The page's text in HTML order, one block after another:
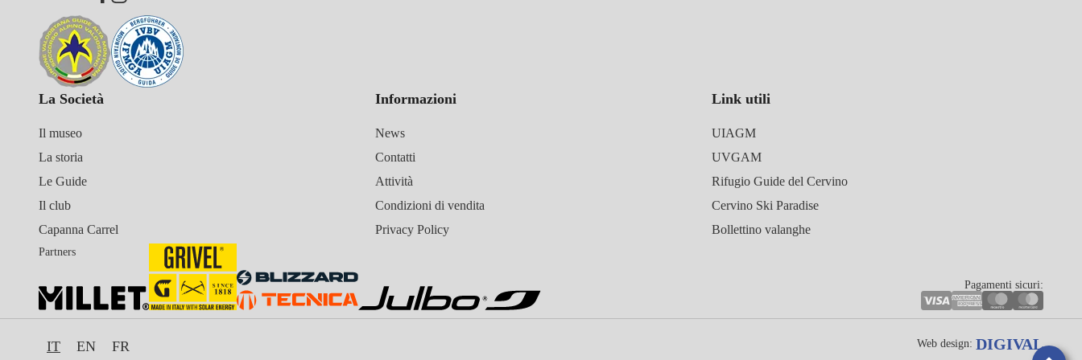
La Società
Il museo
La storia
Le Guide
Il club
Capanna Carrel
Informazioni
News
Contatti
Attività
Condizioni di vendita
Privacy Policy
Link utili
UIAGM
UVGAM
Rifugio Guide del Cervino
Cervino Ski Paradise
Bollettino valanghe
Partners
Pagamenti sicuri:
IT EN FR Web design: DIGIVAL